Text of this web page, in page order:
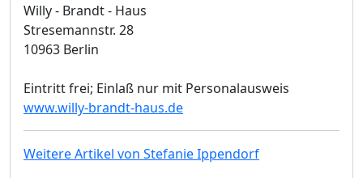
Willy - Brandt - Haus
Stresemannstr. 28
10963 Berlin
Eintritt frei; Einlaß nur mit Personalausweis
www.willy-brandt-haus.de
Weitere Artikel von Stefanie Ippendorf